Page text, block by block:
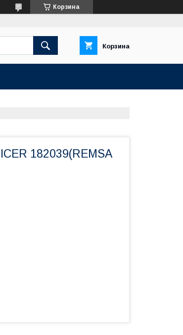
Корзина
Корзина
182039(REMSA